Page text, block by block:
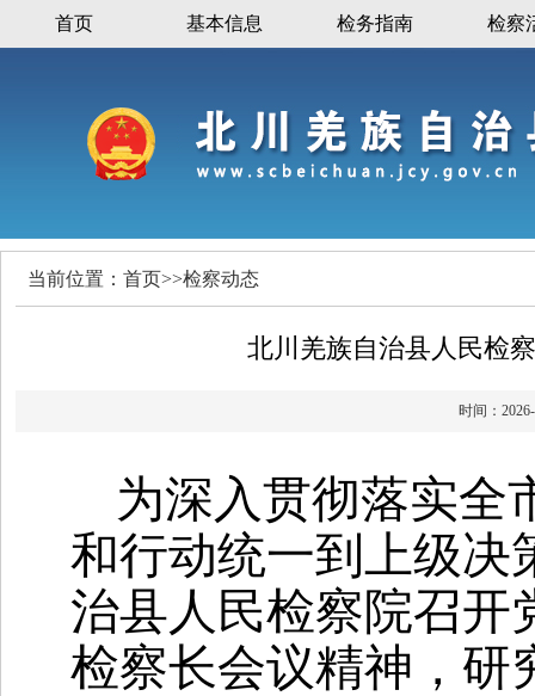
首页 基本信息 检务指南 检察
当前位置： 首页>>检察动态
北川羌族自治县人民检
时间：
为深入贯彻落实全
和行动统一到上级决
治县人民检察院召开
检察长会议精神，研